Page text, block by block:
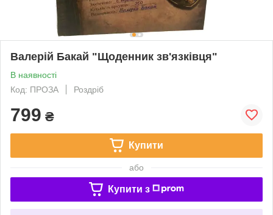
Валерій Бакай "Щоденник зв'язківця"
В наявності
Код: ПРОЗА
Роздріб
799 ₴
Купити
або
Купити з